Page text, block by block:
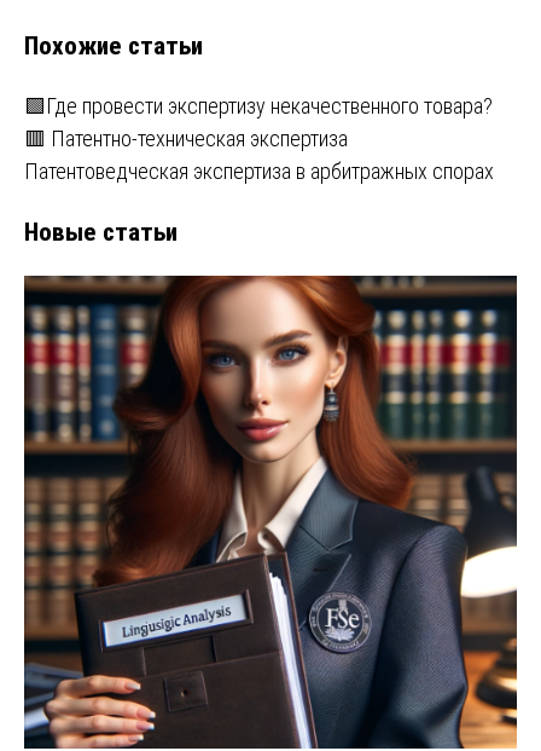
Похожие статьи
🟩Где провести экспертизу некачественного товара?
🟥 Патентно-техническая экспертиза
Патентоведческая экспертиза в арбитражных спорах
Новые статьи